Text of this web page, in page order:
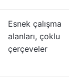
Esnek çalışma
alanları, çoklu
çerçeveler